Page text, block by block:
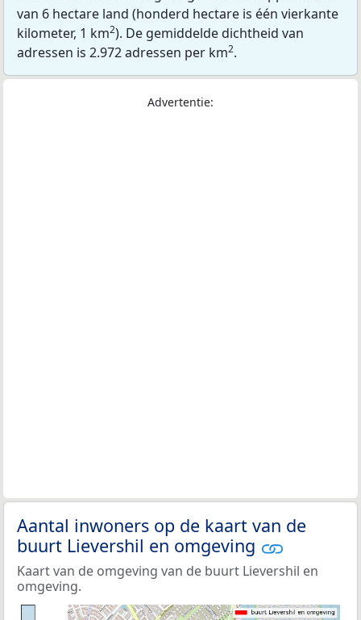
van 6 hectare land (honderd hectare is één vierkante
kilometer, 1 km2). De gemiddelde dichtheid van
adressen is 2.972 adressen per km2.
Advertentie:
Aantal inwoners op de kaart van de
buurt Lievershil en omgeving
Kaart van de omgeving van de buurt Lievershil en
omgeving.